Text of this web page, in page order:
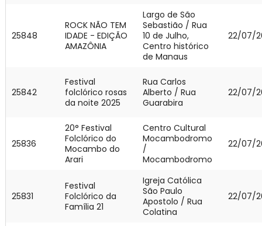
25848
ROCK NÃO TEM
IDADE - EDIÇÃO
AMAZÔNIA
Largo de São
Sebastião / Rua
10 de Julho,
Centro histórico
de Manaus
22/07/
25842
Festival
folclórico rosas
da noite 2025
Rua Carlos
Alberto / Rua
Guarabira
22/07/
25836
20° Festival
Folclórico do
Mocambo do
Arari
Centro Cultural
Mocambodromo
/
Mocambodromo
22/07/
25831
Festival
Folclórico da
Família 21
Igreja Católica
São Paulo
Apostolo / Rua
Colatina
22/07/